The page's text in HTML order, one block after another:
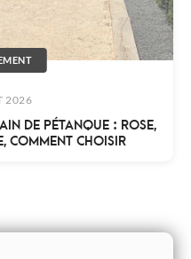
2026
DE PÉTANQUE : ROSE,
COMMENT CHOISIR